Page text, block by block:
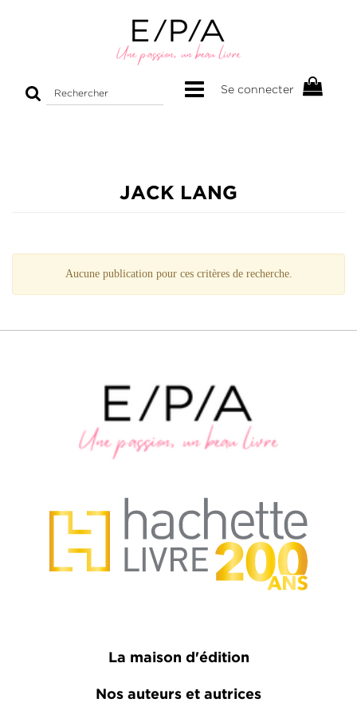
Rechercher
Se connecter
JACK LANG
Aucune publication pour ces critères de recherche.
La maison d'édition
Nos auteurs et autrices